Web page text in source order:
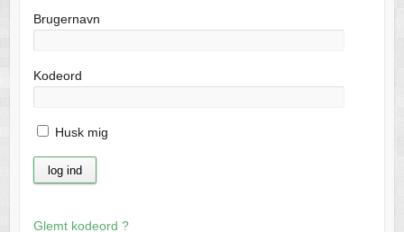
Brugernavn
Kodeord
Husk mig
Glemt kodeord ?